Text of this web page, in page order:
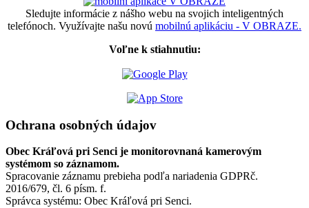
Sledujte informácie z nášho webu na svojich inteligentných
telefónoch. Využívajte našu novú mobilnú aplikáciu - V OBRAZE.
Voľne k stiahnutiu:
Ochrana osobných údajov
Obec Kráľová pri Senci je monitorovnaná kamerovým
systémom so záznamom.
Spracovanie záznamu prebieha podľa nariadenia GDPRč.
2016/679, čl. 6 písm. f.
Správca systému: Obec Kráľová pri Senci.